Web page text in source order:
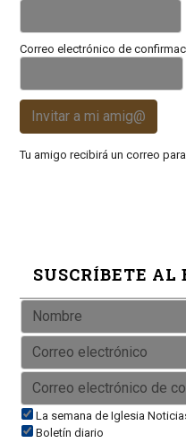
Correo electrónico de
Invitar a mi amig@
Tu amigo recibirá un correo
SUSCRÍBETE AL
La semana de Iglesia
Boletín diario